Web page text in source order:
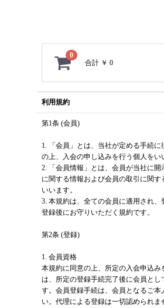
0
合計 ￥ 0
利用規約
第1条 (会員)
1. 「会員」とは、当社が定める手続に
の上、入会の申し込みを行う個人をい
2. 「会員情報」とは、会員が当社に開
に関する情報および会員の取引に関す
いいます。
3. 本規約は、全ての会員に適用され、
登録後にお守りいただく規約です。
第2条 (登録)
1. 会員資格
本規約に同意の上、所定の入会申込み
は、所定の登録手続完了後に会員とし
す。会員登録手続は、会員となるご本
い。代理による登録は一切認められま